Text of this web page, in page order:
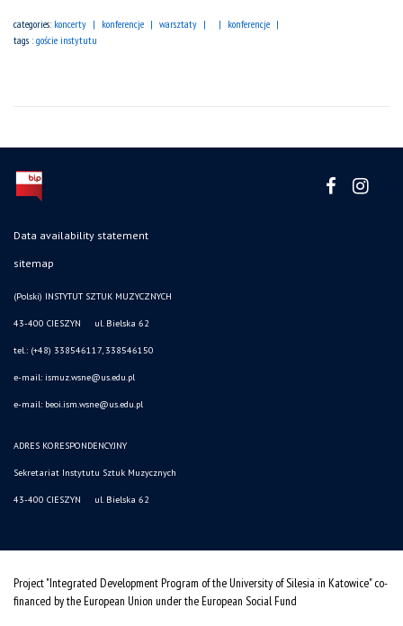
categories: koncerty konferencje warsztaty
konferencje
tags : goście instytutu
Data availability statement
sitemap
(Polski) INSTYTUT SZTUK MUZYCZNYCH
43-400 CIESZYN ul. Bielska 62
tel.: (+48) 338546117, 338546150
e-mail: ismuz.wsne@us.edu.pl
e-mail: beoi.ism.wsne@us.edu.pl
ADRES KORESPONDENCYJNY
Sekretariat Instytutu Sztuk Muzycznych
43-400 CIESZYN ul. Bielska 62
Project "Integrated Development Program of the University of Silesia in Katowice" co-
financed by the European Union under the European Social Fund